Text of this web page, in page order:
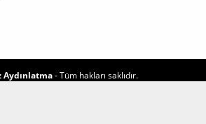
Aydınlatma- Tüm hakları saklıdır.